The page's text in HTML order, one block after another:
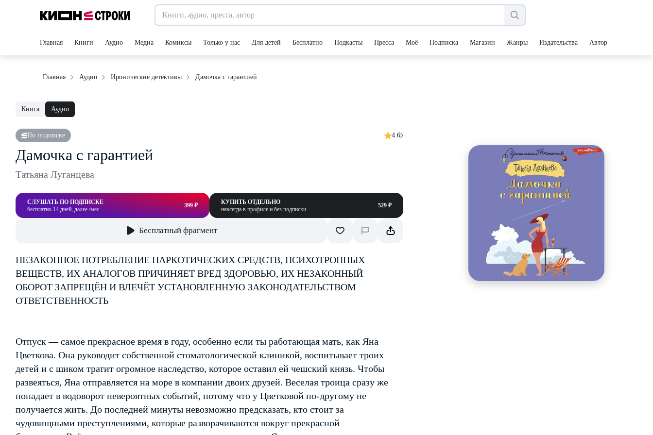
Главная Книги Аудио Медиа Комиксы Только у нас Для детей Бесплатно Подкасты Пресса Моё Подписка Магазин Жанры Издательства Авторы
Главная Аудио Иронические детективы Дамочка с гарантией
Книга Аудио
По подписке 4.6
Дамочка с гарантией
Татьяна Луганцева
СЛУШАТЬ ПО ПОДПИСКЕ
бесплатно 14 дней, далее /мес
399 ₽
КУПИТЬ ОТДЕЛЬНО
навсегда в профиле и без подписки
529 ₽
Бесплатный фрагмент
НЕЗАКОННОЕ ПОТРЕБЛЕНИЕ НАРКОТИЧЕСКИХ СРЕДСТВ, ПСИХОТРОПНЫХ
ВЕЩЕСТВ, ИХ АНАЛОГОВ ПРИЧИНЯЕТ ВРЕД ЗДОРОВЬЮ, ИХ НЕЗАКОННЫЙ
ОБОРОТ ЗАПРЕЩЁН И ВЛЕЧЁТ УСТАНОВЛЕННУЮ ЗАКОНОДАТЕЛЬСТВОМ
ОТВЕТСТВЕННОСТЬ
Отпуск — самое прекрасное время в году, особенно если ты работающая мать, как Яна
Цветкова. Она руководит собственной стоматологической клиникой, воспитывает троих
детей и с шиком тратит огромное наследство, которое оставил ей чешский князь. Чтобы
развеяться, Яна отправляется на море в компании двоих друзей. Веселая троица сразу же
попадает в водоворот невероятных событий, потому что у Цветковой по-другому не
получается жить. До последней минуты невозможно предсказать, кто стоит за
чудовищными преступлениями, которые разворачиваются вокруг прекрасной